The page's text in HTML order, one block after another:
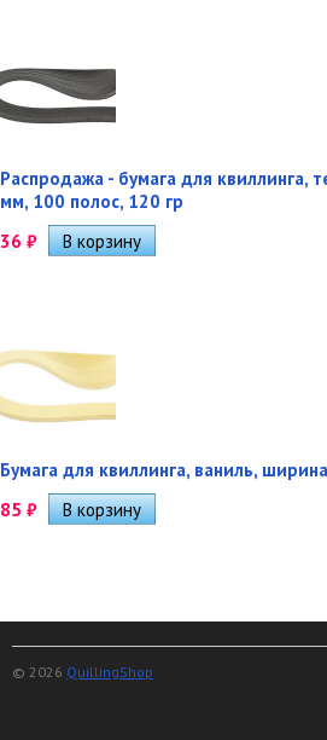
Распродажа - бумага для квиллинга,
мм, 100 полос, 120 гр
36 ₽
Бумага для квиллинга, ваниль,
85 ₽
© 2026 QuillingShop